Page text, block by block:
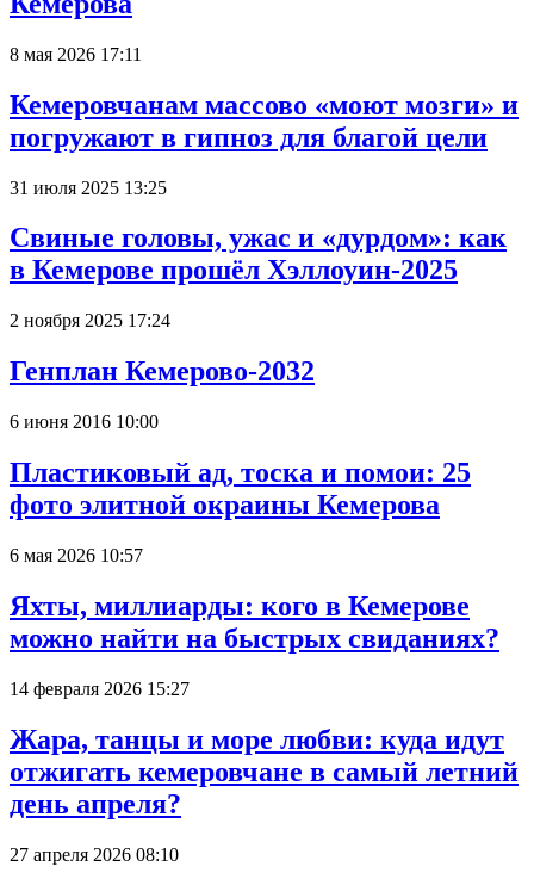
8 мая 2026 17:11
Кемеровчанам массово «моют мозги» и
погружают в гипноз для благой цели
31 июля 2025 13:25
Свиные головы, ужас и «дурдом»: как
в Кемерове прошёл Хэллоуин-2025
2 ноября 2025 17:24
Генплан Кемерово-2032
6 июня 2016 10:00
Пластиковый ад, тоска и помои: 25
фото элитной окраины Кемерова
6 мая 2026 10:57
Яхты, миллиарды: кого в Кемерове
можно найти на быстрых свиданиях?
14 февраля 2026 15:27
Жара, танцы и море любви: куда идут
отжигать кемеровчане в самый летний
день апреля?
27 апреля 2026 08:10